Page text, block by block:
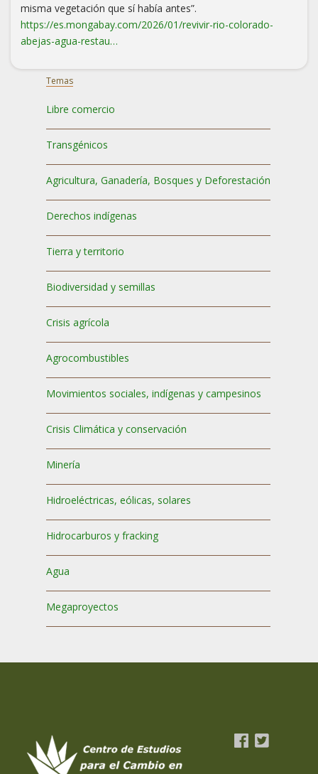
misma vegetación que sí había antes”.
https://es.mongabay.com/2026/01/revivir-rio-colorado-
abejas-agua-restau…
Temas
Libre comercio
Transgénicos
Agricultura, Ganadería, Bosques y Deforestación
Derechos indígenas
Tierra y territorio
Biodiversidad y semillas
Crisis agrícola
Agrocombustibles
Movimientos sociales, indígenas y campesinos
Crisis Climática y conservación
Minería
Hidroeléctricas, eólicas, solares
Hidrocarburos y fracking
Agua
Megaproyectos